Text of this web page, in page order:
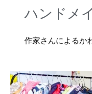
ハンドメ
作家さんによるか